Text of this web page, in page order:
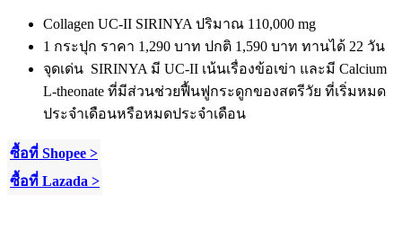
Collagen UC-II SIRINYA ปริมาณ 110,000 mg
1 กระปุก ราคา 1,290 บาท ปกติ 1,590 บาท ทานได้ 22 วัน
จุดเด่น SIRINYA มี UC-II เน้นเรื่องข้อเข่า และมี Calcium
L-theonate ที่มีส่วนช่วยฟื้นฟูกระดูกของสตรีวัย ที่เริ่มหมด
ประจำเดือนหรือหมดประจำเดือน
ซื้อที่ Shopee >
ซื้อที่ Lazada >